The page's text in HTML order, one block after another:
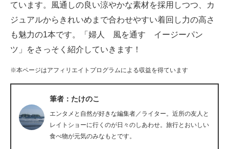
好きが集まる 比べて選べる
企業ITのトレンドを詳説
経営リーダーのコミュニティ
ています。風通しの良い涼やかな素材を採用しつつ、カ
ジュアルからきれいめまで合わせやすい着回し力の高さ
も魅力の1本です。「婦人 風を通す イージーパン
ツ」をさっそく紹介していきます！
※本ページはアフィリエイトプログラムによる収益を得ています
筆者：たけのこ
エンタメと自然が好きな編集者／ライター。近所の友人と
レイトショーに行くのが日々のしあわせ。旅行とおいしい
食べ物が元気のみなもとです。